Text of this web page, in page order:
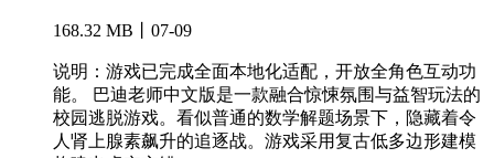
168.32 MB丨07-09
说明：游戏已完成全面本地化适配，开放全角色互动功
能。 巴迪老师中文版是一款融合惊悚氛围与益智玩法的
校园逃脱游戏。看似普通的数学解题场景下，隐藏着令
人肾上腺素飙升的追逐战。游戏采用复古低多边形建模